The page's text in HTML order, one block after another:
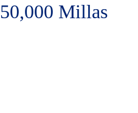
50,000 Millas